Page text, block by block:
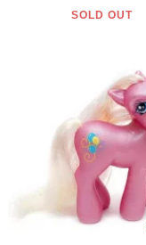
SOLD OUT